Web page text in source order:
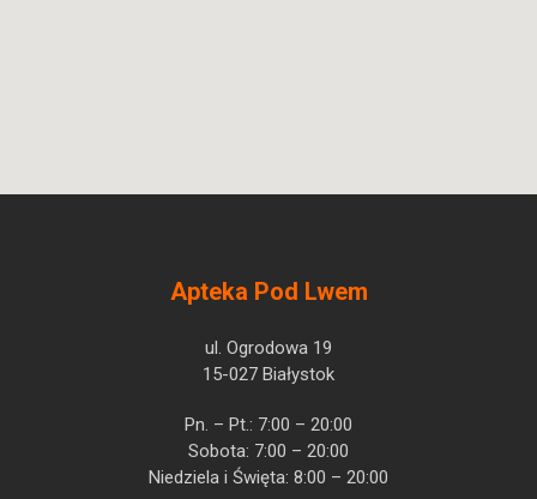
Apteka Pod Lwem
ul. Ogrodowa 19
15-027 Białystok
Pn. – Pt.: 7:00 – 20:00
Sobota: 7:00 – 20:00
Niedziela i Święta: 8:00 – 20:00